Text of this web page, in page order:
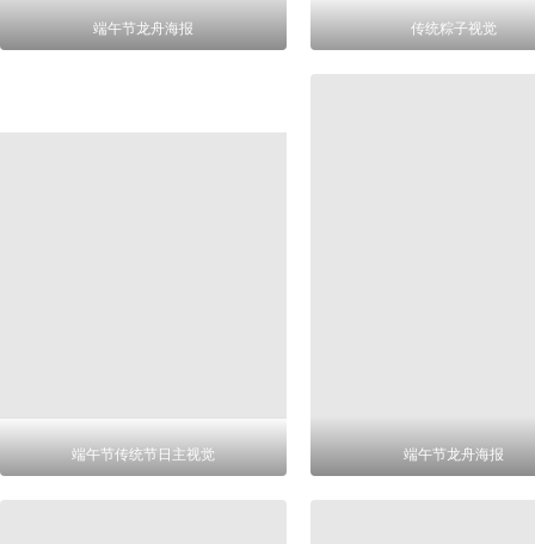
端午节龙舟海报 传统粽子视觉
端午节传统节日主视觉 端午节龙舟海报